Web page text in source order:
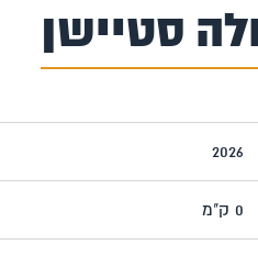
סטיישן
2026
0 ק"מ